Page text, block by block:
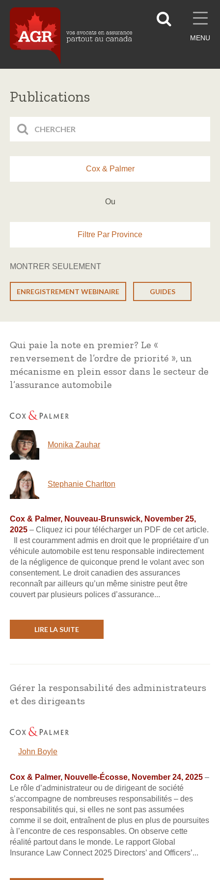
MENU
Publications
Cox & Palmer
Ou
Filtre Par Province
MONTRER SEULEMENT
ENREGISTREMENT WEBINAIRE GUIDES
Qui paie la note en premier? Le «
renversement de l’ordre de priorité », un
mécanisme en plein essor dans le secteur de
l’assurance automobile
Monika Zauhar
Stephanie Charlton
Cox & Palmer, Nouveau-Brunswick, November 25,
2025 – Cliquez ici pour télécharger un PDF de cet article.
Il est couramment admis en droit que le propriétaire d’un
véhicule automobile est tenu responsable indirectement
de la négligence de quiconque prend le volant avec son
consentement. Le droit canadien des assurances
reconnaît par ailleurs qu’un même sinistre peut être
couvert par plusieurs polices d’assurance...
LIRE LA SUITE
Gérer la responsabilité des administrateurs
et des dirigeants
John Boyle
Cox & Palmer, Nouvelle-Écosse, November 24, 2025 –
Le rôle d’administrateur ou de dirigeant de société
s’accompagne de nombreuses responsabilités – des
responsabilités qui, si elles ne sont pas assumées
comme il se doit, entraînent de plus en plus de poursuites
à l’encontre de ces responsables. On observe cette
réalité partout dans le monde. Le rapport Global
Insurance Law Connect 2025 Directors’ and Officers’...